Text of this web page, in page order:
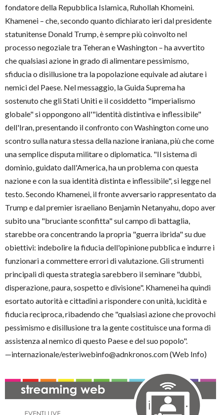
fondatore della Repubblica Islamica, Ruhollah Khomeini.
Khamenei – che, secondo quanto dichiarato ieri dal presidente
statunitense Donald Trump, è sempre più coinvolto nel
processo negoziale tra Teheran e Washington – ha avvertito
che qualsiasi azione in grado di alimentare pessimismo,
sfiducia o disillusione tra la popolazione equivale ad aiutare i
nemici del Paese. Nel messaggio, la Guida Suprema ha
sostenuto che gli Stati Uniti e il cosiddetto "imperialismo
globale" si oppongono all'"identità distintiva e inflessibile"
dell'Iran, presentando il confronto con Washington come uno
scontro sulla natura stessa della nazione iraniana, più che come
una semplice disputa militare o diplomatica. "Il sistema di
dominio, guidato dall'America, ha un problema con questa
nazione e con la sua identità distinta e inflessibile", si legge nel
testo. Secondo Khamenei, il fronte avversario rappresentato da
Trump e dal premier israeliano Benjamin Netanyahu, dopo aver
subito una "bruciante sconfitta" sul campo di battaglia,
starebbe ora concentrando la propria "guerra ibrida" su due
obiettivi: indebolire la fiducia dell'opinione pubblica e indurre i
funzionari a commettere errori di valutazione. Gli strumenti
principali di questa strategia sarebbero il seminare "dubbi,
disperazione, paura, sospetto e divisione". Khamenei ha quindi
esortato autorità e cittadini a rispondere con unità, lucidità e
fiducia reciproca, ribadendo che "qualsiasi azione che provochi
pessimismo e disillusione tra la gente costituisce una forma di
assistenza al nemico di questo Paese e del suo popolo".
—internazionale/esteriwebinfo@adnkronos.com (Web Info)